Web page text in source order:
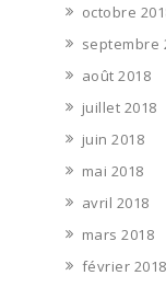
octobre
septembre
août 2018
juillet 2018
juin 2018
mai 2018
avril 2018
mars 2018
février 2018